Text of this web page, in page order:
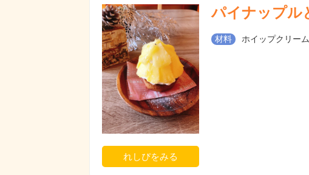
れしぴをみる
パイナップル
材料 ホイップクリー